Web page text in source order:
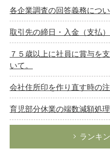
各企業調査の回答義務につ
取引先の締日・入金（支払
７５歳以上に社員に賞与を
いて。
会社住所印を作り直す時の
育児部分休業の端数減額処理
ランキ